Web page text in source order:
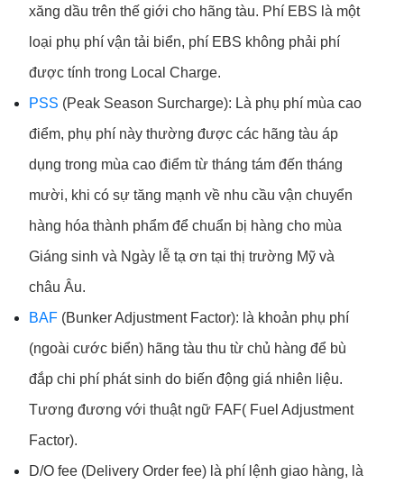
xăng dầu trên thế giới cho hãng tàu. Phí EBS là một
loại phụ phí vận tải biển, phí EBS không phải phí
được tính trong Local Charge.
PSS (Peak Season Surcharge): Là phụ phí mùa cao
điểm, phụ phí này thường được các hãng tàu áp
dụng trong mùa cao điểm từ tháng tám đến tháng
mười, khi có sự tăng mạnh về nhu cầu vận chuyển
hàng hóa thành phẩm để chuẩn bị hàng cho mùa
Giáng sinh và Ngày lễ tạ ơn tại thị trường Mỹ và
châu Âu.
BAF (Bunker Adjustment Factor): là khoản phụ phí
(ngoài cước biển) hãng tàu thu từ chủ hàng để bù
đắp chi phí phát sinh do biến động giá nhiên liệu.
Tương đương với thuật ngữ FAF( Fuel Adjustment
Factor).
D/O fee (Delivery Order fee) là phí lệnh giao hàng, là